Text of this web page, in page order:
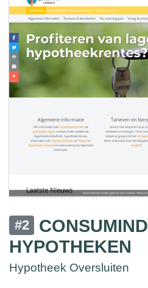
#2
CONSUMIND
HYPOTHEKEN
Hypotheek Oversluiten